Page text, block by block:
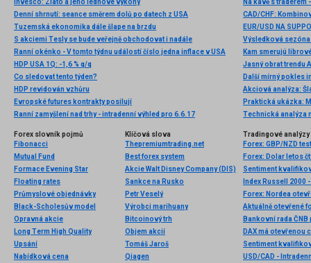
Invesco: Zlato a jeho lednové výkony
Denní shrnutí: seance směrem dolů po datech z USA
Tuzemská ekonomika dále šlape na brzdu
S akciemi Tesly se bude veřejně obchodovat i nadále
Ranní okénko - V tomto týdnu událostí číslo jedna inflace v USA
HDP USA 1Q: -1,6 % q/q
Co sledovat tento týden?
HDP revidován vzhůru
Evropské futures kontrakty posilují
Ranní zamyšlení nad trhy - intradenní výhled pro 6.6.17
Na kávě s
CAD/CHF:
EUR/USD NA
Výsledková
Kam smerujú
Jasný obrat trendu
Praktická ukázka:
Technická analýza
Forex slovník pojmů
Fibonacci
Mutual Fund
Formace Evening Star
Floating rates
Průmyslové objednávky
Black-Scholesův model
Opravná akcie
Long Term High Quality
Upsání
Nabídková cena
Klíčová slova
Thepremiumtrading.net
Best forex system
Akcie Walt Disney Company (DIS)
Sankce na Rusko
Petr Veselý
Výrobci marihuany
Bitcoinový trh
Objem akcií
Tomáš Jaroš
Qiagen
Tradingové analýzy
Forex: GBP/NZD
Forex: Dolar letos
Sentiment
Index Russell 2000
Forex: Nordea
Aktuálně otevřené
Bankovní rada
DAX má otevřenou
Sentiment
USD/CAD -